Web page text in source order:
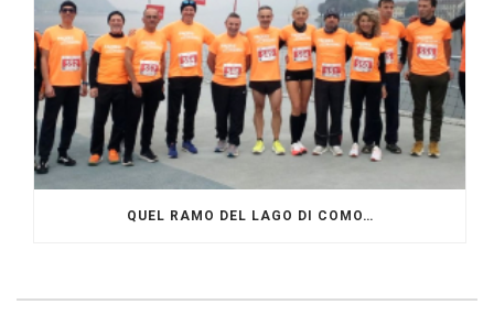
QUEL RAMO DEL LAGO DI COMO…